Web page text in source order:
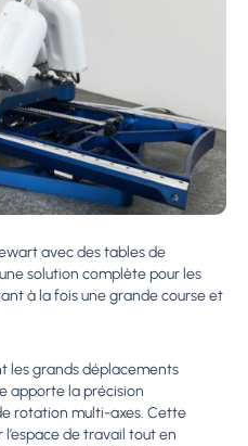
avec des tables de
solution complète pour les
à la fois une grande course et
les grands déplacements
apporte la précision
rotation multi-axes. Cette
de travail tout en